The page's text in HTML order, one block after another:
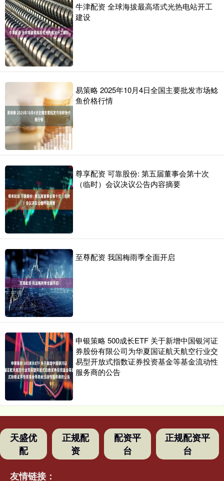
牛津配资 全球海拔最高塔式光热电站开工
建设
易策略 2025年10月4日全国主要批发市场鲶
鱼价格行情
尊享配资 可靠股份: 第五届董事会第十次
（临时）会议决议公告内容摘要
至尊配资 我国梅雨季全面开启
申银策略 500成长ETF 关于新增中国银河证
券股份有限公司为华夏国证航天航空行业交
易型开放式指数证券投资基金等基金流动性
服务商的公告
天盛优
配
正规配
资
配资平
台
正规配资平
台
友情链接：